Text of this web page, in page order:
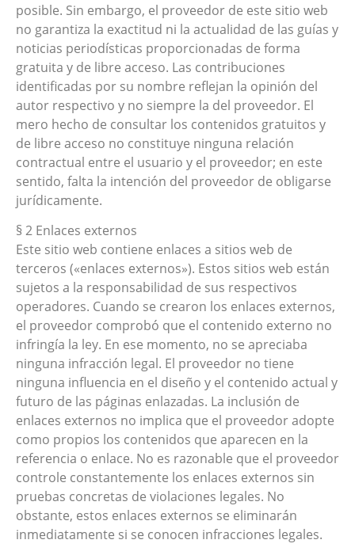
posible. Sin embargo, el proveedor de este sitio web
no garantiza la exactitud ni la actualidad de las guías y
noticias periodísticas proporcionadas de forma
gratuita y de libre acceso. Las contribuciones
identificadas por su nombre reflejan la opinión del
autor respectivo y no siempre la del proveedor. El
mero hecho de consultar los contenidos gratuitos y
de libre acceso no constituye ninguna relación
contractual entre el usuario y el proveedor; en este
sentido, falta la intención del proveedor de obligarse
jurídicamente.
§ 2 Enlaces externos
Este sitio web contiene enlaces a sitios web de
terceros («enlaces externos»). Estos sitios web están
sujetos a la responsabilidad de sus respectivos
operadores. Cuando se crearon los enlaces externos,
el proveedor comprobó que el contenido externo no
infringía la ley. En ese momento, no se apreciaba
ninguna infracción legal. El proveedor no tiene
ninguna influencia en el diseño y el contenido actual y
futuro de las páginas enlazadas. La inclusión de
enlaces externos no implica que el proveedor adopte
como propios los contenidos que aparecen en la
referencia o enlace. No es razonable que el proveedor
controle constantemente los enlaces externos sin
pruebas concretas de violaciones legales. No
obstante, estos enlaces externos se eliminarán
inmediatamente si se conocen infracciones legales.